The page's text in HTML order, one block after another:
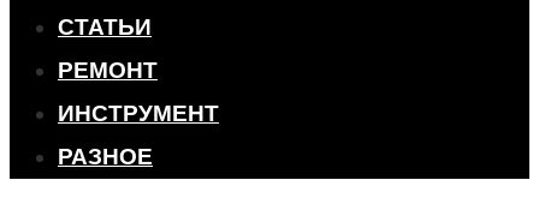
СТАТЬИ
РЕМОНТ
ИНСТРУМЕНТ
РАЗНОЕ